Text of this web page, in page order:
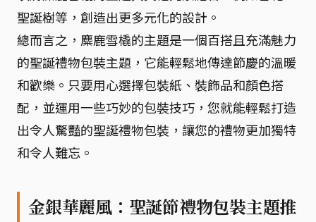
聖誕樹等，創造出更多元化的設計。
總而言之，麋鹿雪橇的主題是一個百搭且充滿魅力
的聖誕禮物包裝主題，它能輕鬆地傳達節慶的溫暖
和歡樂。只要用心選擇包裝紙、裝飾品和顏色搭
配，並運用一些巧妙的包裝技巧，您就能輕鬆打造
出令人驚豔的聖誕禮物包裝，讓您的禮物更加獨特
和令人難忘。
金銀華麗風：聖誕節禮物包裝主題推